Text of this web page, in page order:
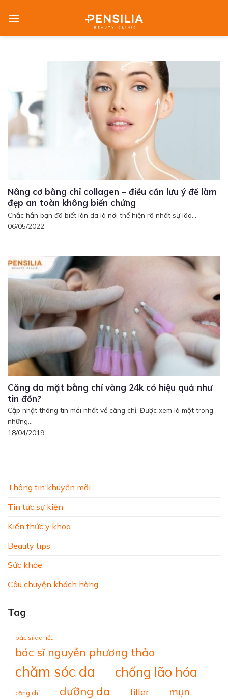
Thông tin khuyến mãi
Tin tức sự kiện
Kiến thức y khoa
Beauty tips
Sức khỏe
Câu chuyện khách hàng
Tag
bác sĩ da liễu
bác sĩ nguyễn phương thảo
chăm sóc da chống lão hóa
căng chỉ dưỡng da filler mụn
Nâng cơ bằng chỉ collagen – điều cần lưu ý để làm
đẹp an toàn không biến chứng
Chắc hẳn bạn đã biết làn da là nơi thể hiện rõ nhất sự lão...
06/05/2022
Căng da mặt bằng chỉ vàng 24k có hiệu quả như
tin đồn?
Cập nhật thông tin mới nhất về căng chỉ. Được xem là một trong
những...
18/04/2019